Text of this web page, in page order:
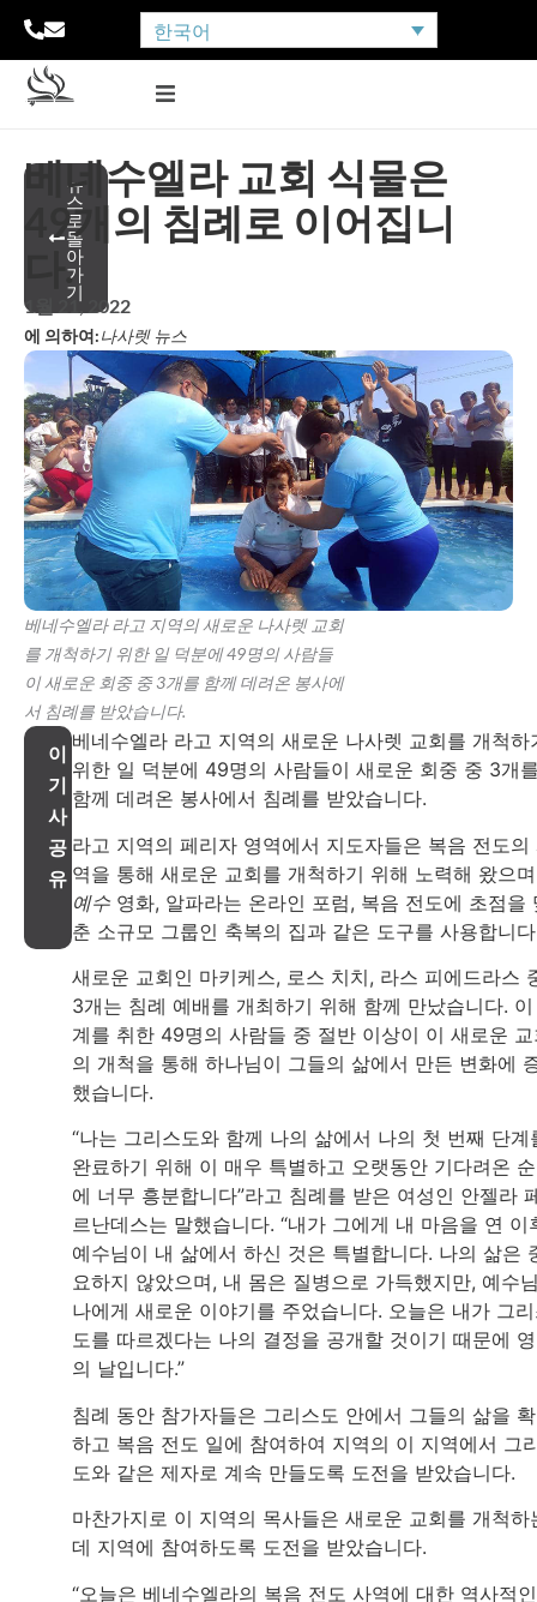
한국어
뉴
스
로
돌
아
가
기
베네수엘라 교회 식물은
49개의 침례로 이어집니
다.
1월 21, 2022
에 의하여:나사렛 뉴스
베네수엘라 라고 지역의 새로운 나사렛 교회
를 개척하기 위한 일 덕분에 49명의 사람들
이 새로운 회중 중 3개를 함께 데려온 봉사에
서 침례를 받았습니다.
이
기
사
공
유
베네수엘라 라고 지역의 새로운 나사렛 교회를 개척하
위한 일 덕분에 49명의 사람들이 새로운 회중 중 3개
함께 데려온 봉사에서 침례를 받았습니다.
라고 지역의 페리자 영역에서 지도자들은 복음 전도의
역을 통해 새로운 교회를 개척하기 위해 노력해 왔으
예수영화, 알파라는 온라인 포럼, 복음 전도에 초점을
춘 소규모 그룹인 축복의 집과 같은 도구를 사용합니
새로운 교회인 마키케스, 로스 치치, 라스 피에드라스
3개는 침례 예배를 개최하기 위해 함께 만났습니다.
계를 취한 49명의 사람들 중 절반 이상이 이 새로운
의 개척을 통해 하나님이 그들의 삶에서 만든 변화에
했습니다.
“나는 그리스도와 함께 나의 삶에서 나의 첫 번째 단계
완료하기 위해 이 매우 특별하고 오랫동안 기다려온
에 너무 흥분합니다”라고 침례를 받은 여성인 안젤라
르난데스는 말했습니다. “내가 그에게 내 마음을 연 이
예수님이 내 삶에서 하신 것은 특별합니다. 나의 삶은
요하지 않았으며, 내 몸은 질병으로 가득했지만, 예수
나에게 새로운 이야기를 주었습니다. 오늘은 내가 그
도를 따르겠다는 나의 결정을 공개할 것이기 때문에
의 날입니다.”
침례 동안 참가자들은 그리스도 안에서 그들의 삶을
하고 복음 전도 일에 참여하여 지역의 이 지역에서 그
도와 같은 제자로 계속 만들도록 도전을 받았습니다.
마찬가지로 이 지역의 목사들은 새로운 교회를 개척하
데 지역에 참여하도록 도전을 받았습니다.
“오늘은 베네수엘라의 복음 전도 사역에 대한 역사적인